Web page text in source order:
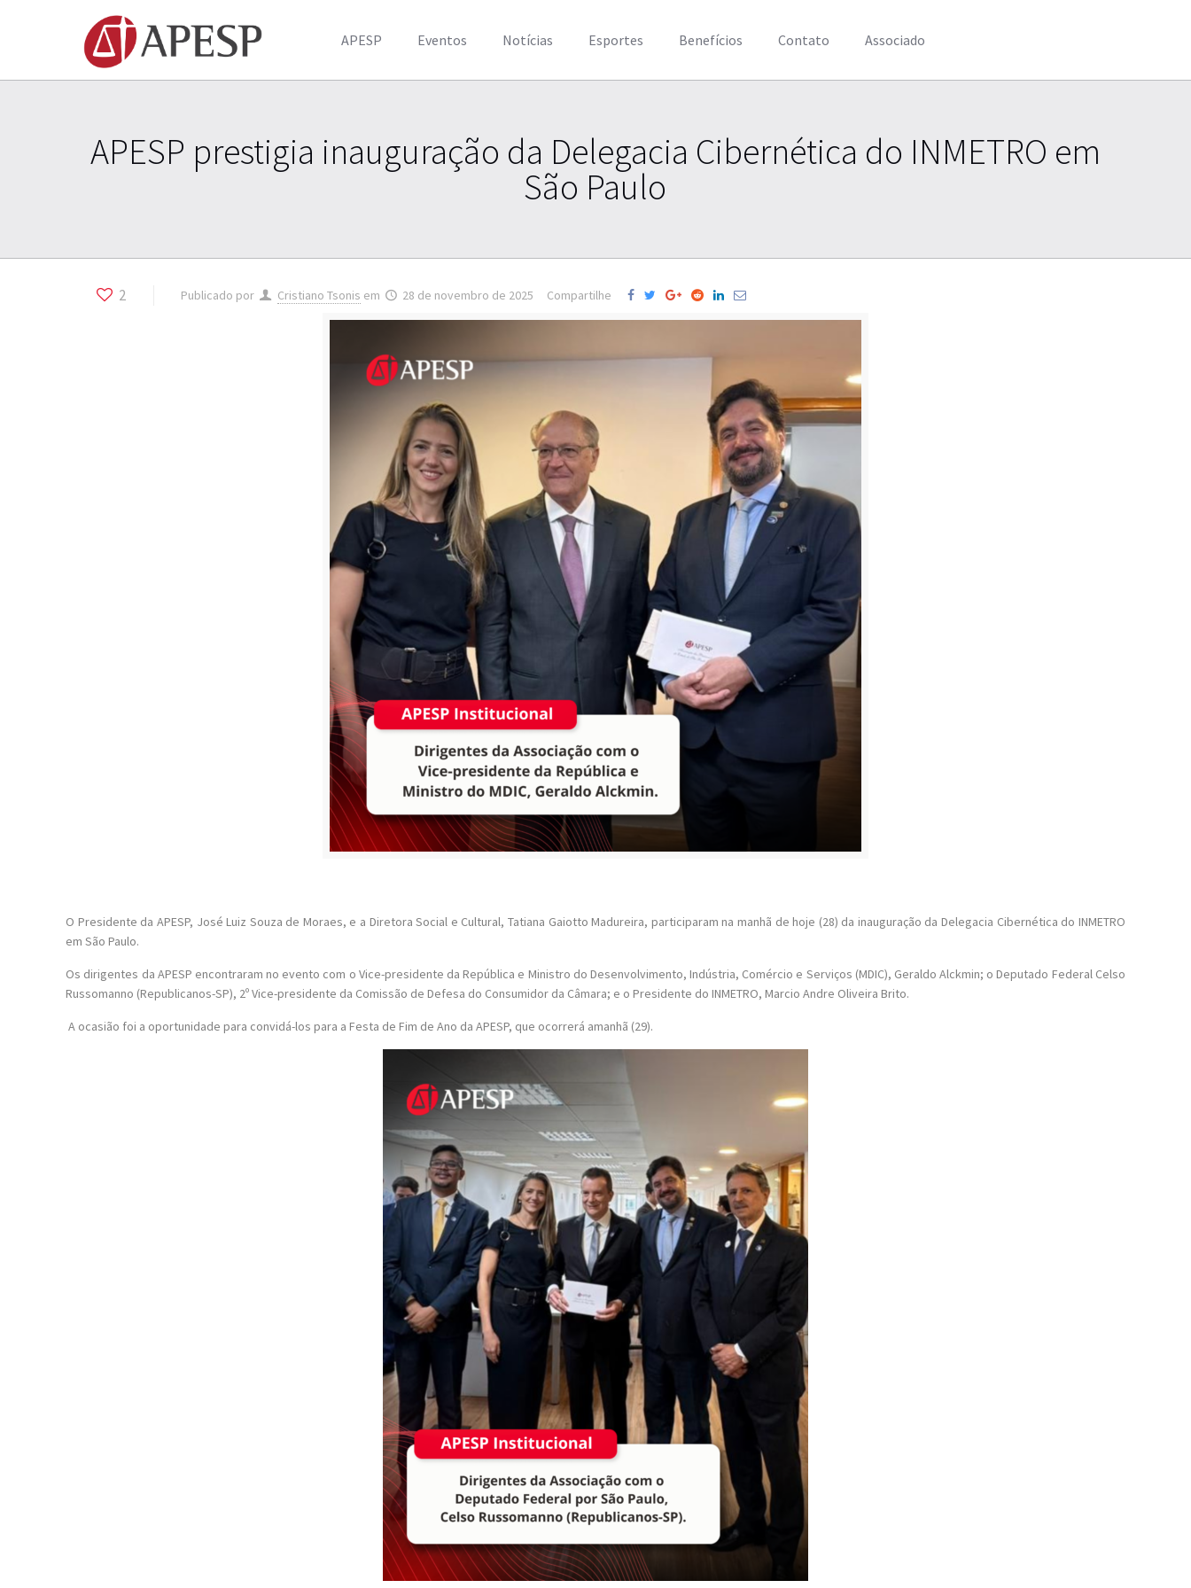
APESP Eventos Notícias Esportes Benefícios Contato Associado
APESP prestigia inauguração da Delegacia Cibernética do INMETRO em
São Paulo
2 Publicado por Cristiano Tsonis em 28 de novembro de 2025 Compartilhe
O Presidente da APESP, José Luiz Souza de Moraes, e a Diretora Social e Cultural, Tatiana Gaiotto Madureira, participaram na manhã de hoje (28) da inauguração da Delegacia Cibernética do INMETRO
em São Paulo.
Os dirigentes da APESP encontraram no evento com o Vice-presidente da República e Ministro do Desenvolvimento, Indústria, Comércio e Serviços (MDIC), Geraldo Alckmin; o Deputado Federal Celso
Russomanno (Republicanos-SP), 2º Vice-presidente da Comissão de Defesa do Consumidor da Câmara; e o Presidente do INMETRO, Marcio Andre Oliveira Brito.
A ocasião foi a oportunidade para convidá-los para a Festa de Fim de Ano da APESP, que ocorrerá amanhã (29).